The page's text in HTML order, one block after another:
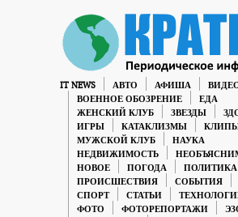
IT NEWS АВТО АФИША
ВОЕННОЕ ОБОЗРЕНИЕ
ЕДА
ЖЕНСКИЙ КЛУБ
ЗВЕЗДЫ
ИГРЫ
КАТАКЛИЗМЫ
МУЖСКОЙ КЛУБ
НАУКА
НЕДВИЖИМОСТЬ
НОВОЕ
ПОГОДА
ПОЛИТИКА
ПРОИСШЕСТВИЯ
СОБЫТИЯ
СПОРТ
СТАТЬИ
ФОТО
ФОТОРЕПОРТАЖИ